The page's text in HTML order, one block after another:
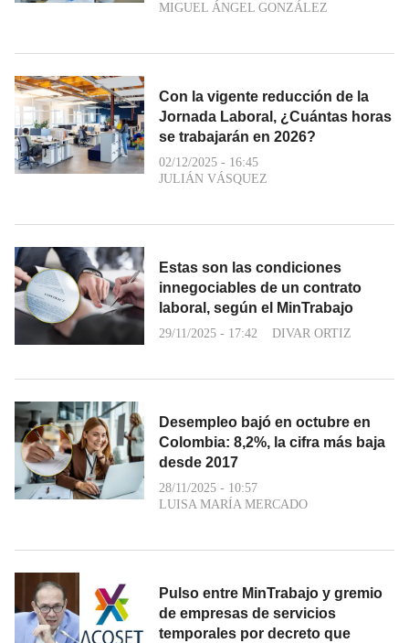
MIGUEL ÁNGEL GONZÁLEZ
Con la vigente reducción de la
Jornada Laboral, ¿Cuántas horas
se trabajarán en 2026?
02/12/2025 - 16:45
JULIÁN VÁSQUEZ
Estas son las condiciones
innegociables de un contrato
laboral, según el MinTrabajo
29/11/2025 - 17:42 DIVAR ORTIZ
Desempleo bajó en octubre en
Colombia: 8,2%, la cifra más baja
desde 2017
28/11/2025 - 10:57
LUISA MARÍA MERCADO
Pulso entre MinTrabajo y gremio
de empresas de servicios
temporales por decreto que